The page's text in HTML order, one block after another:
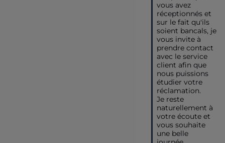
vous avez
réceptionnés et
sur le fait qu'ils
soient bancals, je
vous invite à
prendre contact
avec le service
client afin que
nous puissions
étudier votre
réclamation.
Je reste
naturellement à
votre écoute et
vous souhaite
une belle